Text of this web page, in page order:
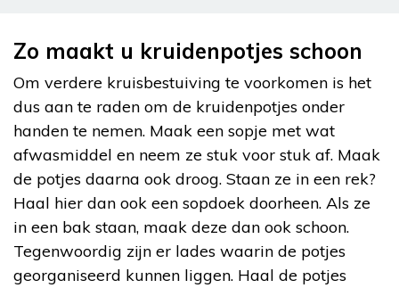
Zo maakt u kruidenpotjes schoon
Om verdere kruisbestuiving te voorkomen is het
dus aan te raden om de kruidenpotjes onder
handen te nemen. Maak een sopje met wat
afwasmiddel en neem ze stuk voor stuk af. Maak
de potjes daarna ook droog. Staan ze in een rek?
Haal hier dan ook een sopdoek doorheen. Als ze
in een bak staan, maak deze dan ook schoon.
Tegenwoordig zijn er lades waarin de potjes
georganiseerd kunnen liggen. Haal de potjes